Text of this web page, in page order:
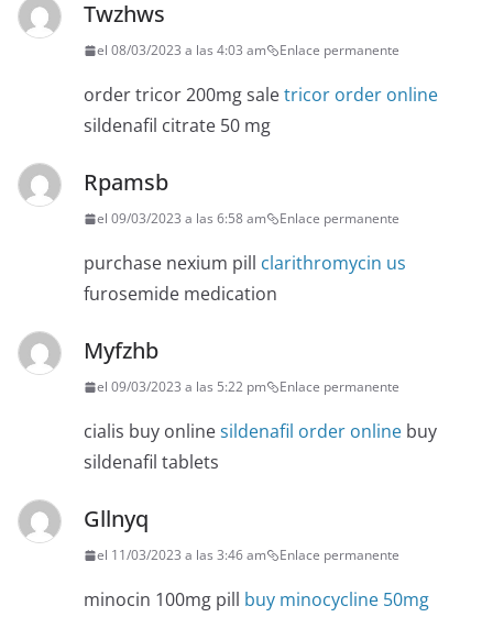
Twzhws
el 08/03/2023 a las 4:03 am Enlace permanente
order tricor 200mg saletricor order online
sildenafil citrate 50 mg
Rpamsb
el 09/03/2023 a las 6:58 am Enlace permanente
purchase nexium pill clarithromycin us
furosemide medication
Myfzhb
el 09/03/2023 a las 5:22 pm Enlace permanente
cialis buy onlinesildenafil order online buy
sildenafil tablets
Gllnyq
el 11/03/2023 a las 3:46 am Enlace permanente
minocin 100mg pill buy minocycline 50mg